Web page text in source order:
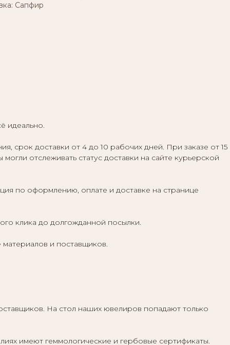
Сапфир
идеально.
срок доставки от 4 до 10 рабочих дней. При заказе от 15
отслеживать статус доставки на сайте курьерской
по оформлению, оплате и доставке на странице
клика до долгожданной посылки.
и поставщиков.
На стол наших ювелиров попадают только
имеют геммологические и гербовые сертификаты.